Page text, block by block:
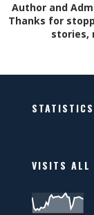
Author and
Thanks for
stories,
STATISTICS
VISITS ALL